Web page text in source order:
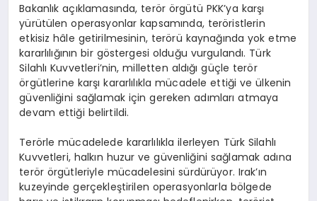
Bakanlık açıklamasında, terör örgütü PKK’ya karşı
yürütülen operasyonlar kapsamında, teröristlerin
etkisiz hâle getirilmesinin, terörü kaynağında yok etme
kararlılığının bir göstergesi olduğu vurgulandı. Türk
Silahlı Kuvvetleri’nin, milletten aldığı güçle terör
örgütlerine karşı kararlılıkla mücadele ettiği ve ülkenin
güvenliğini sağlamak için gereken adımları atmaya
devam ettiği belirtildi.
Terörle mücadelede kararlılıkla ilerleyen Türk Silahlı
Kuvvetleri, halkın huzur ve güvenliğini sağlamak adına
terör örgütleriyle mücadelesini sürdürüyor. Irak’ın
kuzeyinde gerçekleştirilen operasyonlarla bölgede